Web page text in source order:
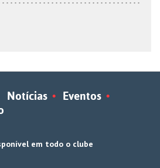
Notícias
Eventos
em todo o clube